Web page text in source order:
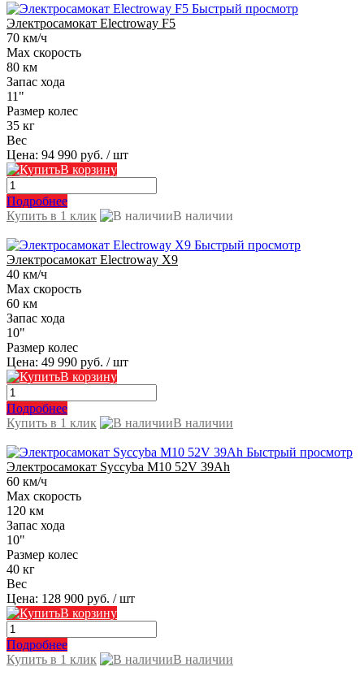
Быстрый просмотр
Электросамокат Electroway F5
70 км/ч
Max скорость
80 км
Запас хода
11"
Размер колес
35 кг
Вес
Цена: 94 990 руб. / шт
В корзину
Подробнее
Купить в 1 клик
В наличии
Быстрый просмотр
Электросамокат Electroway X9
40 км/ч
Max скорость
60 км
Запас хода
10"
Размер колес
Цена: 49 990 руб. / шт
В корзину
Подробнее
Купить в 1 клик
В наличии
Быстрый просмотр
Электросамокат Syccyba M10 52V 39Ah
60 км/ч
Max скорость
120 км
Запас хода
10"
Размер колес
40 кг
Вес
Цена: 128 900 руб. / шт
В корзину
Подробнее
Купить в 1 клик
В наличии